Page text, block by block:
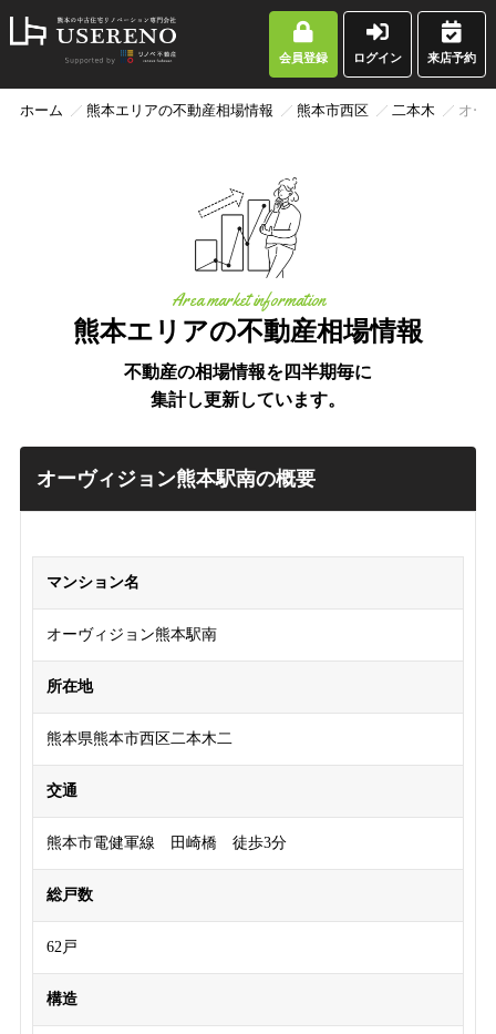
会員登録 ログイン 来店予約
ホーム 熊本エリアの不動産相場情報 熊本市西区 二本木 オー
熊本エリアの不動産相場情報
Area market information
不動産の相場情報を四半期毎に
集計し更新しています。
オーヴィジョン熊本駅南の概要
マンション名
オーヴィジョン熊本駅南
所在地
熊本県熊本市西区二本木二
交通
熊本市電健軍線 田崎橋 徒歩3分
総戸数
62戸
構造